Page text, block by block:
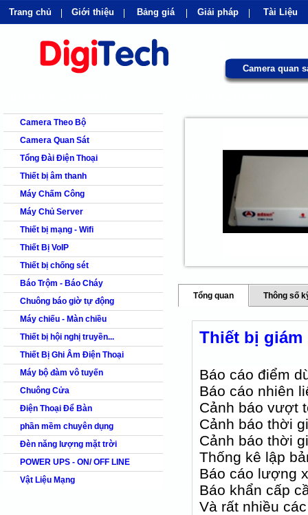
Trang chủ Giới thiệu Bảng giá Giải pháp Tài Liệu
products
Camera quan
Camera Theo Bộ
Camera Quan Sát
Tổng Đài Điện Thoại
Thiết bị âm thanh
Máy Chấm Công
Máy Chủ Server
Thiết bị mạng - Wifi
Thiết Bị VoIP
Thiết bị chống sét
Báo Trộm - Báo Cháy
Chuông báo giờ tự động
Máy chiếu - Màn chiều
Thiết bị hội nghị truyền...
Thiết Bị Ghi Âm Điện Thoại
Máy bộ đàm vô tuyến
Chuông Cửa
Điện Thoại Để Bàn
phần mềm chuyên dụng
Đèn năng lượng mặt trời
POWER UPS - ON/ OFF LINE
Vật Liệu Mạng
Tổng quan Thông số
Thiết bị giám
Báo cáo điểm
Báo cáo nhiên
Cảnh báo vượt
Cảnh báo thời
Cảnh báo thời
Thống kê lập
Báo cáo lượng
Báo khẩn cấp
Và rất nhiều